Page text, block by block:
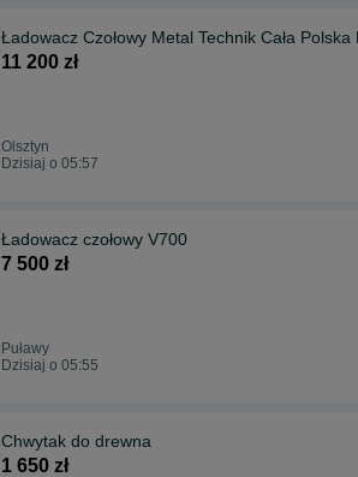
Ładowacz Czołowy Metal Technik Cała Polska
11 200 zł
Olsztyn
Dzisiaj o 05:57
Ładowacz czołowy V700
7 500 zł
Puławy
Dzisiaj o 05:55
Chwytak do drewna
1 650 zł